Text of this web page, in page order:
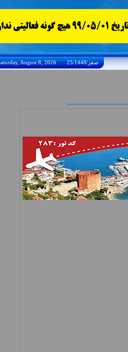
Saturday, August 8, 2026 25/صفر/1448